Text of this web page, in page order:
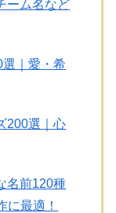
ーム名など
｜愛・希
200選｜心
名前120種
に最適！